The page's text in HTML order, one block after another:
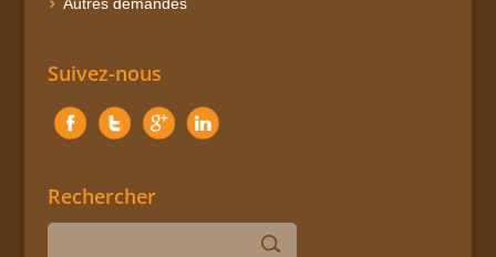
Suivez-nous
Rechercher